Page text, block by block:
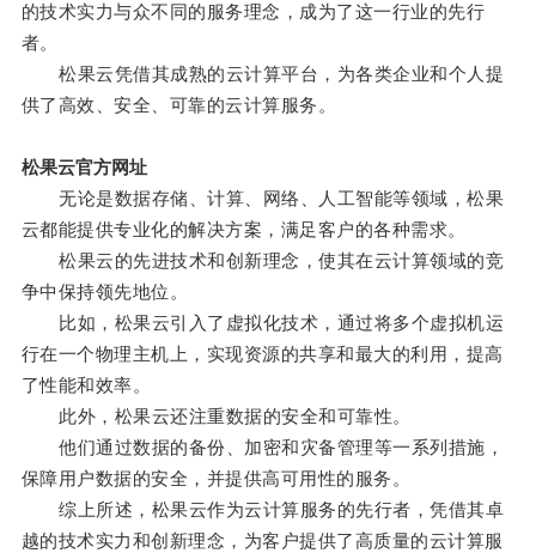
的技术实力与众不同的服务理念，成为了这一行业的先行
者。
松果云凭借其成熟的云计算平台，为各类企业和个人提
供了高效、安全、可靠的云计算服务。
松果云官方网址
无论是数据存储、计算、网络、人工智能等领域，松果
云都能提供专业化的解决方案，满足客户的各种需求。
松果云的先进技术和创新理念，使其在云计算领域的竞
争中保持领先地位。
比如，松果云引入了虚拟化技术，通过将多个虚拟机运
行在一个物理主机上，实现资源的共享和最大的利用，提高
了性能和效率。
此外，松果云还注重数据的安全和可靠性。
他们通过数据的备份、加密和灾备管理等一系列措施，
保障用户数据的安全，并提供高可用性的服务。
综上所述，松果云作为云计算服务的先行者，凭借其卓
越的技术实力和创新理念，为客户提供了高质量的云计算服